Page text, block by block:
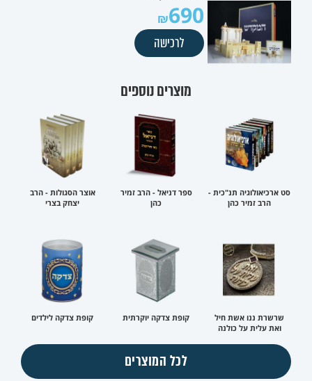
690
לרכישה
מוצרים נוספים
סט ארכיאולוגיה תנ"כית -
הרב זמיר כהן
ספר דניאל - הרב זמיר
כהן
אוצר הסגולות - הרב
יצחק בצרי
שרשרת ננו אשת חיל
ואת עלית על כולנה
קופת צדקה יוקרתית קופת צדקה לילדים
לכל המוצרים